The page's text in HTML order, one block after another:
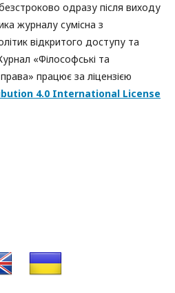
одразу після виходу
журналу сумісна з
відкритого доступу та
«Філософські та
працює за ліцензією
4.0 International License